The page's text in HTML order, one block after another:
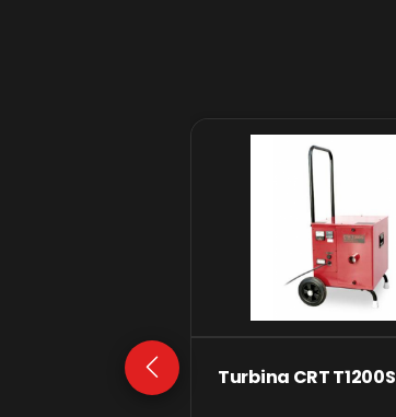
Turbina CRT T1200S